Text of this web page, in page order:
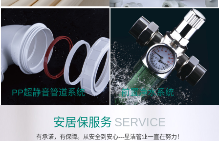
PP超静音管道系统 前置净水系统
安居保服务 SERVICE
有承诺，有保障。从安全到安心---星洁管业一直在努力！